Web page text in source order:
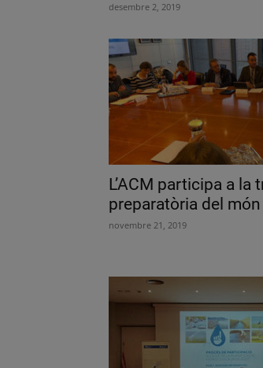
desembre 2, 2019
L’ACM participa a la
preparatòria del
novembre 21, 2019